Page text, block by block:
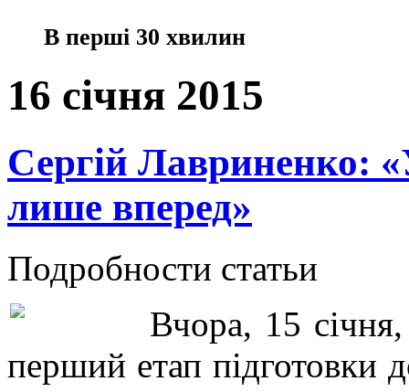
В перші 30 хвилин
16 січня 2015
Сергій Лавриненко:
лише вперед»
Подробности статьи
Вчора, 15
перший етап підготовки